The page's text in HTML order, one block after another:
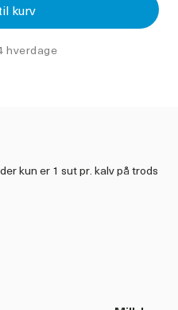
kurv
hverdage
kun er 1 sut pr. kalv på trods
2023 440.PDF